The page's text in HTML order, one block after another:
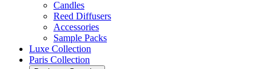
Candles
Reed Diffusers
Accessories
Sample Packs
Luxe Collection
Paris Collection